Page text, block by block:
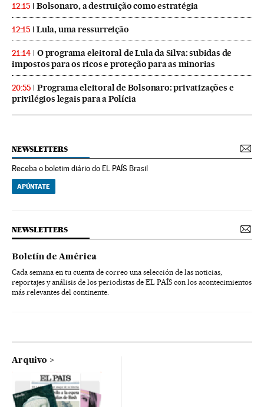
12:15 Bolsonaro, a destruição como estratégia
12:15 Lula, uma ressurreição
21:14
O programa eleitoral de Lula da Silva: subidas de
impostos para os ricos e proteção para as minorias
20:55
Programa eleitoral de Bolsonaro: privatizações e
privilégios legais para a Polícia
NEWSLETTERS
Receba o boletim diário do EL PAÍS Brasil
APÚNTATE
NEWSLETTERS
Boletín de América
Cada semana en tu cuenta de correo una selección de las noticias,
reportajes y análisis de los periodistas de EL PAÍS con los acontecimientos
más relevantes del continente.
Arquivo